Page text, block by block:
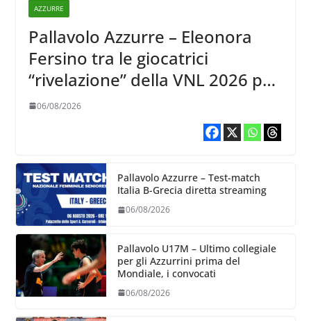
AZZURRE
Pallavolo Azzurre – Eleonora
Fersino tra le giocatrici
“rivelazione” della VNL 2026 per
Volleyball World
06/08/2026
Pallavolo Azzurre – Test-match
Italia B-Grecia diretta streaming
06/08/2026
Pallavolo U17M – Ultimo collegiale
per gli Azzurrini prima del
Mondiale, i convocati
06/08/2026